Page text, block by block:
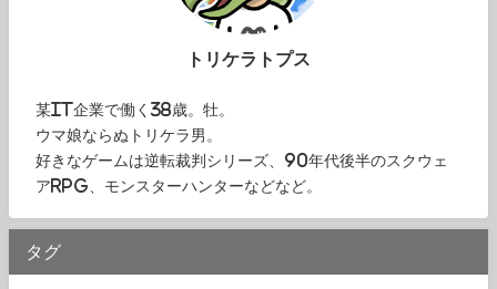
トリケラトプス
某IT企業で働く38歳。牡。
ウマ娘ならぬトリケラ男。
好きなゲームは逆転裁判シリーズ、90年代後半のスクウェ
アRPG、モンスターハンターなどなど。
タグ